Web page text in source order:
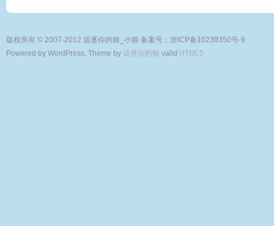
版权所有 © 2007-2012 追逐你的狼_小狼 备案号：浙ICP备10239350号-9
Powered by WordPress. Theme by 追逐你的狼 valid HTML5